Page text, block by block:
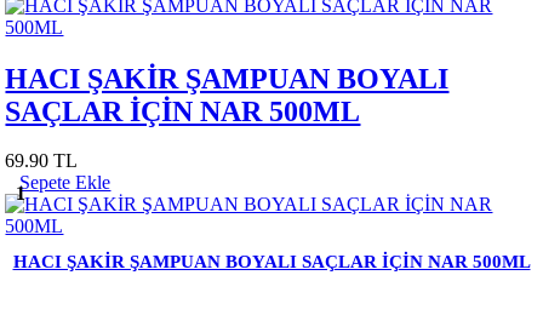
HACI ŞAKİR ŞAMPUAN BOYALI
SAÇLAR İÇİN NAR 500ML
69.90 TL
1
Sepete Ekle
HACI ŞAKİR ŞAMPUAN BOYALI SAÇLAR İÇİN NAR 500ML